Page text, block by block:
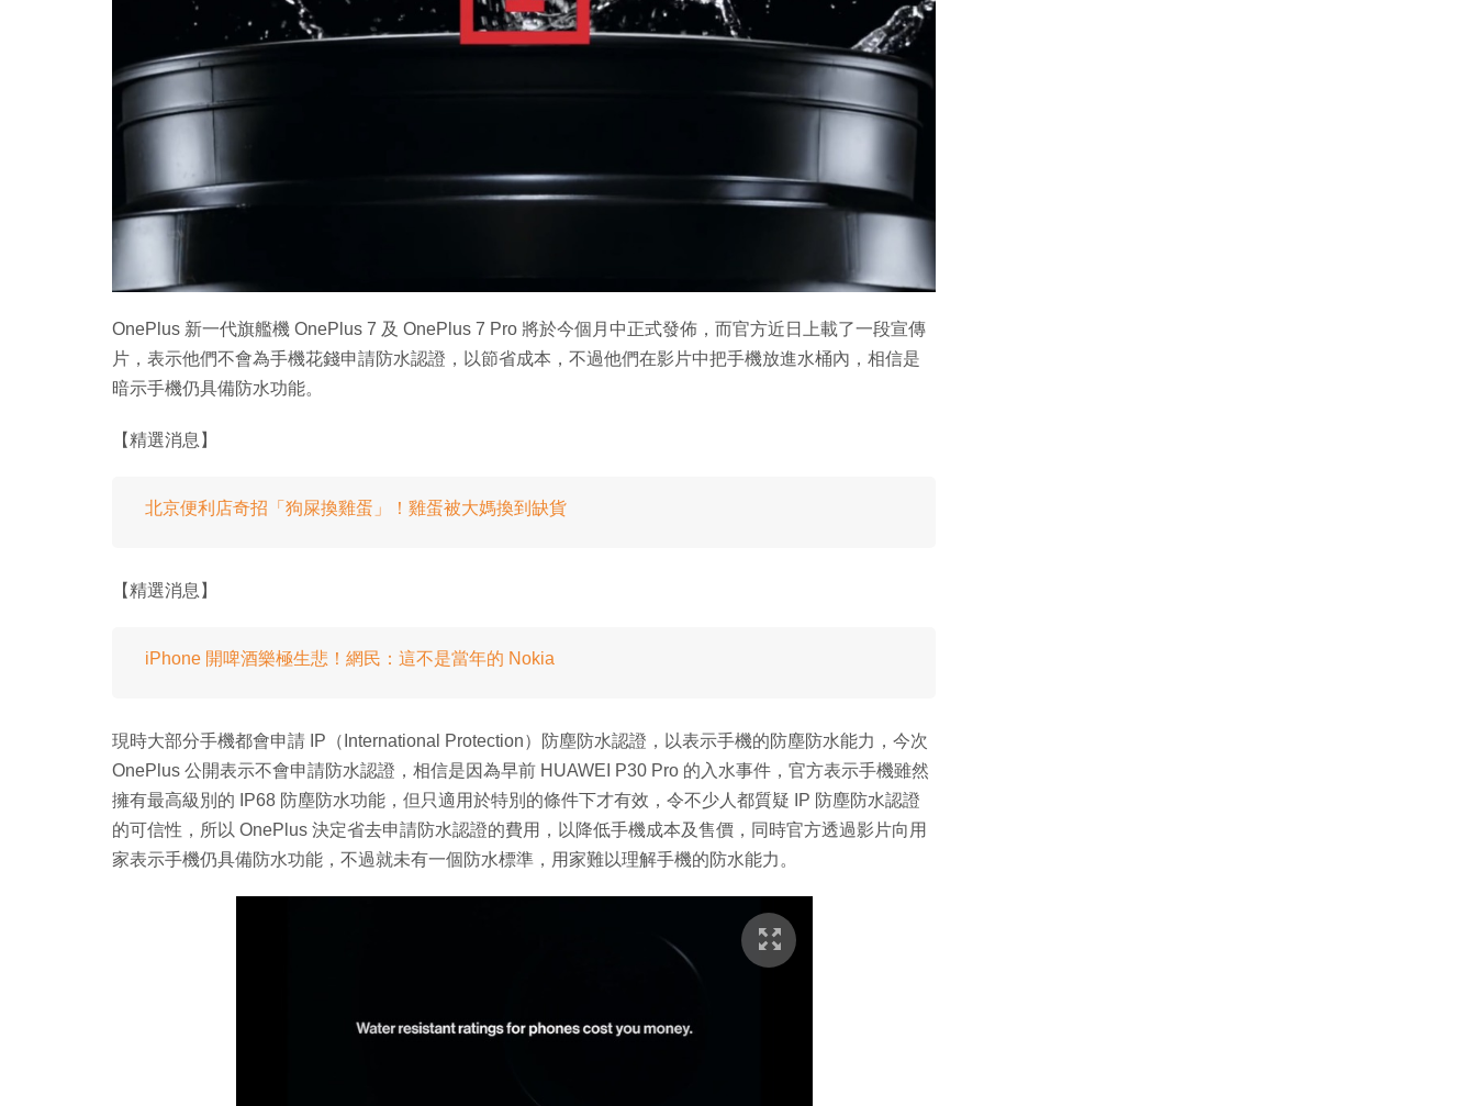
OnePlus 新一代旗艦機 OnePlus 7 及 OnePlus 7 Pro 將於今個月中正式發佈，而官方近日上載了一段宣傳
片，表示他們不會為手機花錢申請防水認證，以節省成本，不過他們在影片中把手機放進水桶內，相信是
暗示手機仍具備防水功能。
【精選消息】
北京便利店奇招「狗屎換雞蛋」！雞蛋被大媽換到缺貨
【精選消息】
iPhone 開啤酒樂極生悲！網民：這不是當年的 Nokia
現時大部分手機都會申請 IP（International Protection）防塵防水認證，以表示手機的防塵防水能力，今次
OnePlus 公開表示不會申請防水認證，相信是因為早前 HUAWEI P30 Pro 的入水事件，官方表示手機雖然
擁有最高級別的 IP68 防塵防水功能，但只適用於特別的條件下才有效，令不少人都質疑 IP 防塵防水認證
的可信性，所以 OnePlus 決定省去申請防水認證的費用，以降低手機成本及售價，同時官方透過影片向用
家表示手機仍具備防水功能，不過就未有一個防水標準，用家難以理解手機的防水能力。